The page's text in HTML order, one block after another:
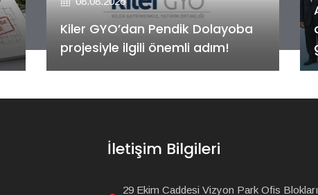
Alya Merkezefendi Konutları'nın
anahtar teslim töreni
gerçekleştirildi!
İletişim Bilgileri
29 Ekim Caddesi Vizyon Park Ofis